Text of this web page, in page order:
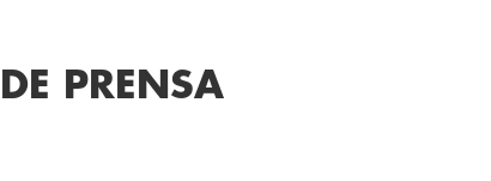
PRENSA